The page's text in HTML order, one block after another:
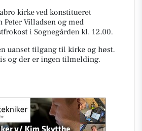
kirke ved konstitueret
Peter Villadsen og med
i Sognegården kl. 12.00.
uanset tilgang til kirke og høst.
og der er ingen tilmelding.